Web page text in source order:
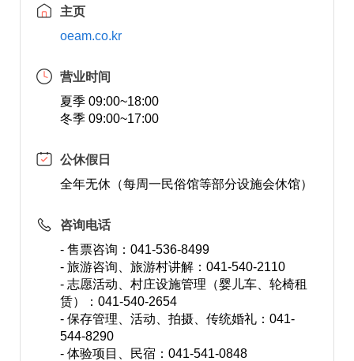
主页
oeam.co.kr
营业时间
夏季 09:00~18:00
冬季 09:00~17:00
公休假日
全年无休（每周一民俗馆等部分设施会休馆）
咨询电话
- 售票咨询：041-536-8499
- 旅游咨询、旅游村讲解：041-540-2110
- 志愿活动、村庄设施管理（婴儿车、轮椅租
赁）：041-540-2654
- 保存管理、活动、拍摄、传统婚礼：041-
544-8290
- 体验项目、民宿：041-541-0848